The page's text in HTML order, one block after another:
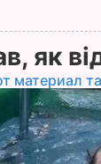
як
материал